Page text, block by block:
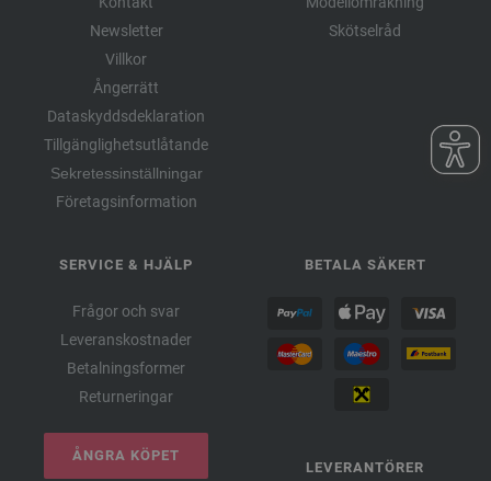
Newsletter
Villkor
Ångerrätt
Dataskyddsdeklaration
Tillgänglighetsutlåtande
Sekretessinställningar
Företagsinformation
Skötselråd
SERVICE & HJÄLP
Frågor och svar
Leveranskostnader
Betalningsformer
Returneringar
ÅNGRA KÖPET
BETALA SÄKERT
LEVERANTÖRER